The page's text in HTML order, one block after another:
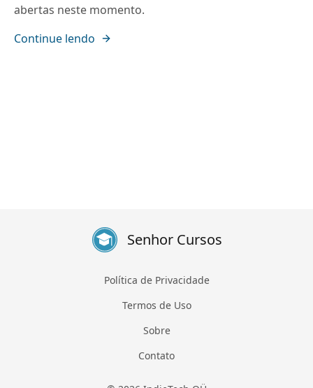
abertas neste momento.
Continue lendo
Senhor Cursos
Política de Privacidade
Termos de Uso
Sobre
Contato